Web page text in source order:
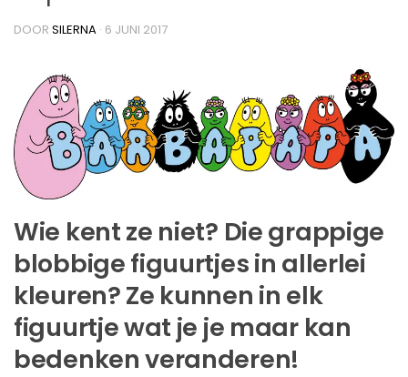
DOOR SILERNA · 6 JUNI 2017
Wie kent ze niet? Die grappige
blobbige figuurtjes in allerlei
kleuren? Ze kunnen in elk
figuurtje wat je je maar kan
bedenken veranderen!